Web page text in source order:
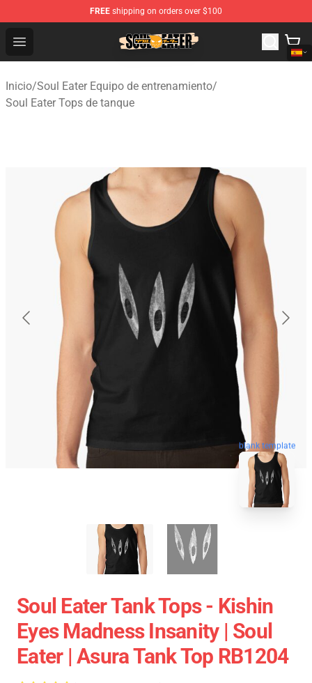
FREE shipping on orders over $100
Open menu
Soul Eater Store - Official Soul Eater Merchandise Shop
Inicio/Soul Eater Equipo de entrenamiento/
Soul Eater Tops de tanque
blank template
Soul Eater Tank Tops - Kishin
Eyes Madness Insanity | Soul
Eater | Asura Tank Top RB1204